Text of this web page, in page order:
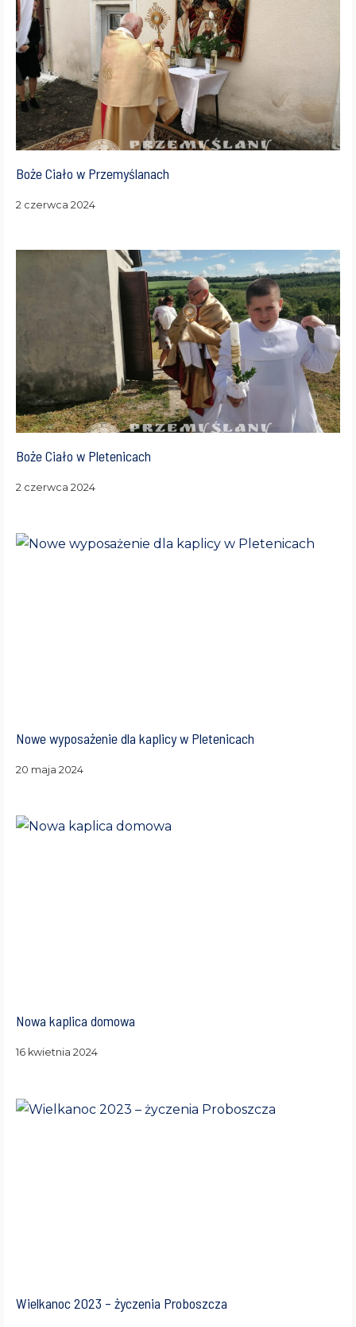
Boże Ciało w Przemyślanach
2 czerwca 2024
Boże Ciało w Pletenicach
2 czerwca 2024
Nowe wyposażenie dla kaplicy w Pletenicach
20 maja 2024
Nowa kaplica domowa
16 kwietnia 2024
Wielkanoc 2023 – życzenia Proboszcza